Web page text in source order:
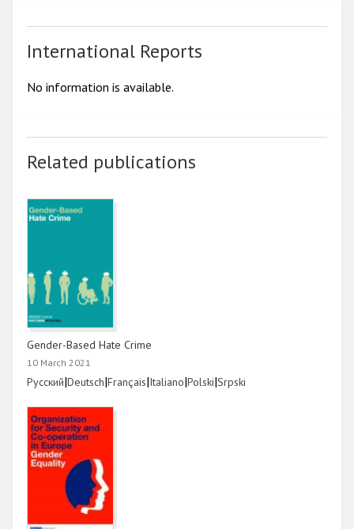
International Reports
No information is available.
Related publications
Gender-Based Hate Crime
10 March 2021
Link
Русский|Link
Deutsch|Link
Français|Link
Italiano|Link
Polski|Link
Srpski